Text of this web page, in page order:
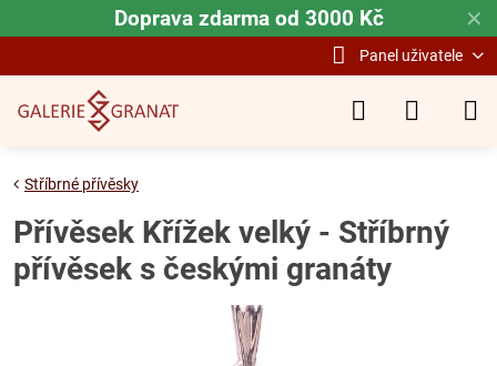
✕
Doprava zdarma od 3000 Kč
Panel uživatele
Stříbrné přívěsky
Přívěsek Křížek velký - Stříbrný
přívěsek s českými granáty